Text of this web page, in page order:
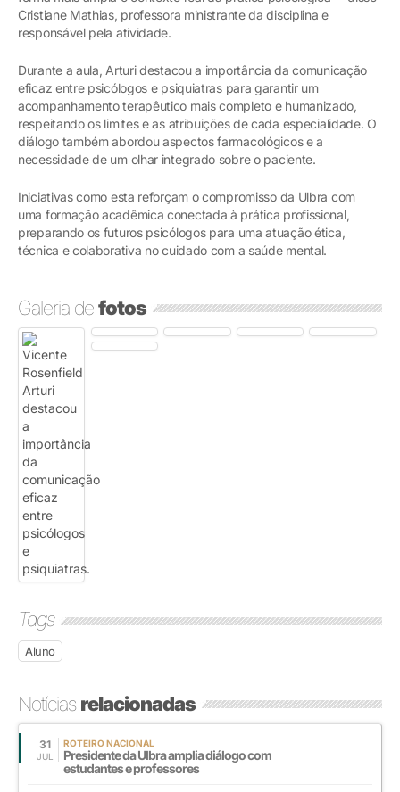
Cristiane Mathias, professora ministrante da disciplina e
responsável pela atividade.
Durante a aula, Arturi destacou a importância da comunicação
eficaz entre psicólogos e psiquiatras para garantir um
acompanhamento terapêutico mais completo e humanizado,
respeitando os limites e as atribuições de cada especialidade. O
diálogo também abordou aspectos farmacológicos e a
necessidade de um olhar integrado sobre o paciente.
Iniciativas como esta reforçam o compromisso da Ulbra com
uma formação acadêmica conectada à prática profissional,
preparando os futuros psicólogos para uma atuação ética,
técnica e colaborativa no cuidado com a saúde mental.
Galeria defotos
Tags
Aluno
Notíciasrelacionadas
31
JUL
ROTEIRO NACIONAL
Presidente da Ulbra amplia diálogo com
estudantes e professores